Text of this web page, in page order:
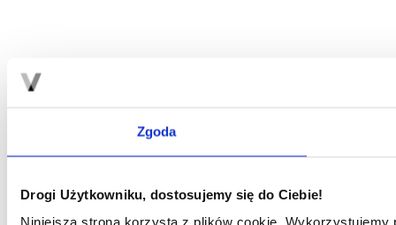
Zgoda
Drogi Użytkowniku, dostosujemy się do Ciebie!
Niniejsza strona korzysta z plików cookie.